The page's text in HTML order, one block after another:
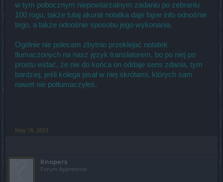
w tym pobocznym niepowtarzalnym zadaniu po zebraniu
100 rogu, także tutaj akurat notatka daje fajne info odnośnie
tego, a także odnośnie sposobu jego wykonania.
Ogólnie nie polecam zbytnio przeklejać notatek
tłumaczonych na nasz język translatorem, bo po niej po
prostu widać, że nie do końca on oddaje sens zdania, tym
bardziej, jeśli kolega pisał w niej skrótami, których sam
nawet nie potłumaczyłeś.
May 18, 2023
Knopers
Forum Apprentice